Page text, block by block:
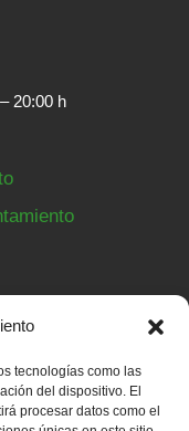
tecnologías como las
del dispositivo. El
procesar datos como el
20:00 h